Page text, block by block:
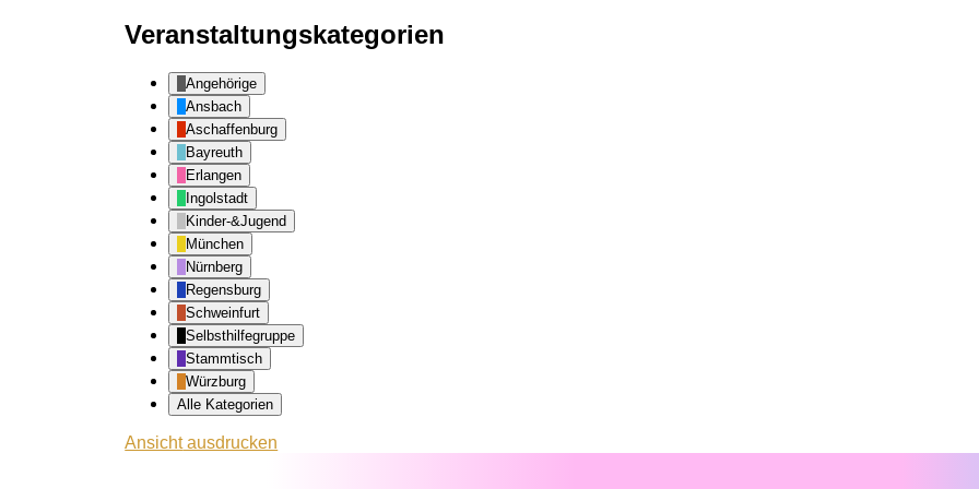
Veranstaltungskategorien
Angehörige
Ansbach
Aschaffenburg
Bayreuth
Erlangen
Ingolstadt
Kinder-&Jugend
München
Nürnberg
Regensburg
Schweinfurt
Selbsthilfegruppe
Stammtisch
Würzburg
Alle Kategorien
Ansichtausdrucken